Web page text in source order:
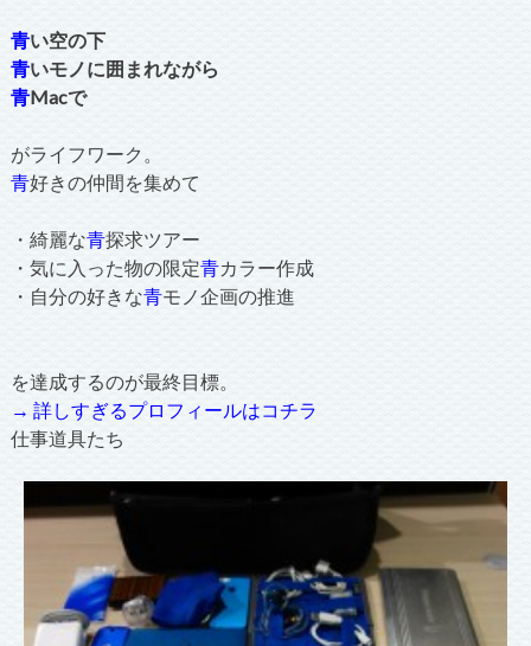
青い空の下
青いモノに囲まれながら
青Macで
がライフワーク。
青好きの仲間を集めて
・綺麗な青探求ツアー
・気に入った物の限定青カラー作成
・自分の好きな青モノ企画の推進
を達成するのが最終目標。
→ 詳しすぎるプロフィールはコチラ
仕事道具たち